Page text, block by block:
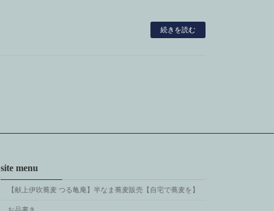
続きを読む
site menu
【献上伊吹蕎麦 つる亀庵】半なま蕎麦販売【自宅で蕎麦を】